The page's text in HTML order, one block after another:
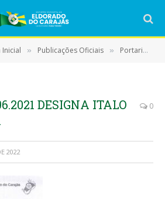
Inicial » Publicações Oficiais » Portarias
DESIGNA ITALO
0
2022